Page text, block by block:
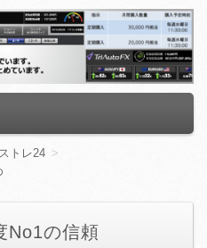
トレ24
No1の信頼